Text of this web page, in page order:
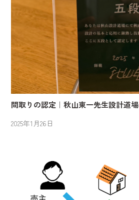
間取りの認定｜秋山東一先生設計道場
2025年1月26日